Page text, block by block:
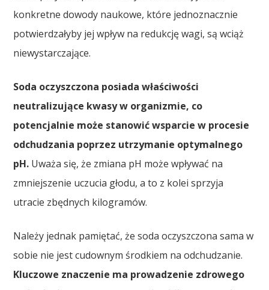
konkretne dowody naukowe, które jednoznacznie
potwierdzałyby jej wpływ na redukcję wagi, są wciąż
niewystarczające.
Soda oczyszczona posiada właściwości
neutralizujące kwasy w organizmie, co
potencjalnie może stanowić wsparcie w procesie
odchudzania poprzez utrzymanie optymalnego
pH. Uważa się, że zmiana pH może wpływać na
zmniejszenie uczucia głodu, a to z kolei sprzyja
utracie zbędnych kilogramów.
Należy jednak pamiętać, że soda oczyszczona sama w
sobie nie jest cudownym środkiem na odchudzanie.
Kluczowe znaczenie ma prowadzenie zdrowego